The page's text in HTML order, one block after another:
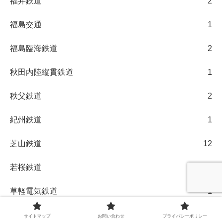
福島交通 1
福島臨海鉄道 2
秋田内陸縦貫鉄道 1
秩父鉄道 2
紀州鉄道 1
芝山鉄道 12
若桜鉄道
草軽電気鉄道 1
西武 28
サイトマップ お問い合わせ プライバシーポリシー